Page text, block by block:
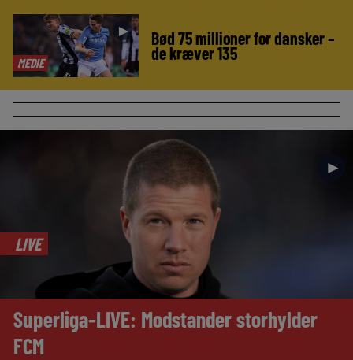
MEDIE
► Bød 75 millioner for dansker –
de kræver 135
►
LIVE
Superliga-LIVE: Modstander storhylder
FCM